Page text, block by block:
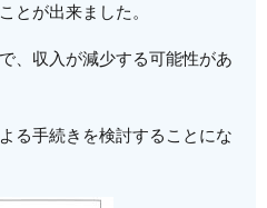
とが出来ました。
、収入が減少する可能性があ
る手続きを検討することにな